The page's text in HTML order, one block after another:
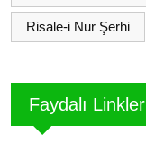
Risale-i Nur Şerhi
Faydalı Linkler